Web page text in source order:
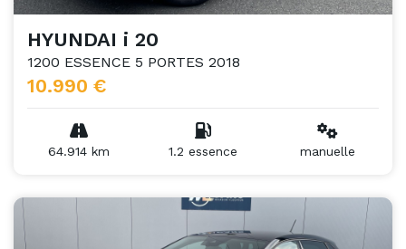
HYUNDAI i 20
1200 ESSENCE 5 PORTES 2018
10.990 €
64.914 km 1.2 essence manuelle